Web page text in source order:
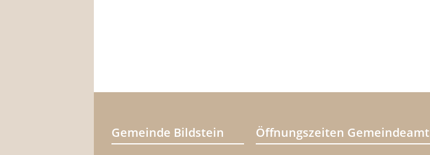
Gemeinde Bildstein Öffnungszeiten Gemeindeamt